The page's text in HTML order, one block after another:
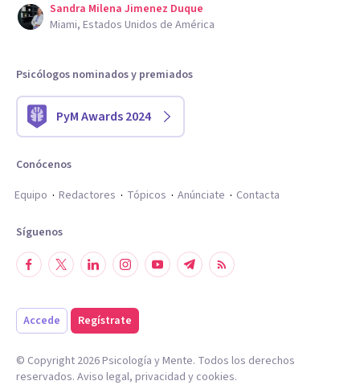
Sandra Milena Jimenez Duque
Miami, Estados Unidos de América
Psicólogos nominados y premiados
PyM Awards 2024
Conócenos
Equipo
Redactores Tópicos Anúnciate Contacta
Síguenos
Accede Regístrate
© Copyright 2026Psicología y Mente. Todos los derechos
reservados. Aviso legal, privacidad y cookies.